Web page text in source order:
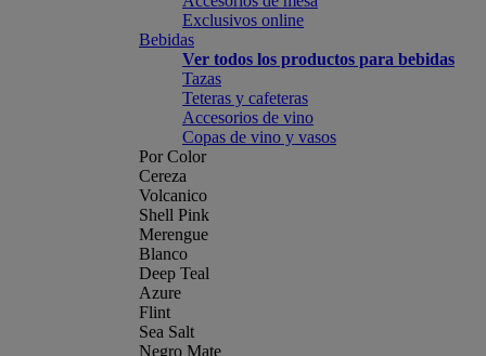
Exclusivos online
Bebidas
Ver todos los productos para bebidas
Tazas
Teteras y cafeteras
Accesorios de vino
Copas de vino y vasos
Por Color
Cereza
Volcanico
Shell Pink
Merengue
Blanco
Deep Teal
Azure
Flint
Sea Salt
Negro Mate